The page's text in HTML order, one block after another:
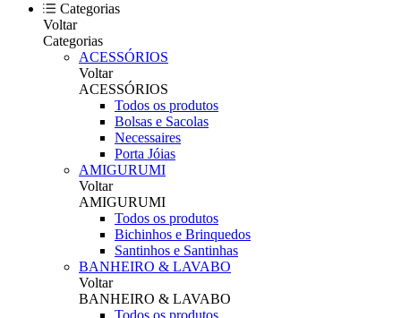
Categorias
Voltar
Categorias
ACESSÓRIOS
Voltar
ACESSÓRIOS
Todos os produtos
Bolsas e Sacolas
Necessaires
Porta Jóias
AMIGURUMI
Voltar
AMIGURUMI
Todos os produtos
Bichinhos e Brinquedos
Santinhos e Santinhas
BANHEIRO & LAVABO
Voltar
BANHEIRO & LAVABO
Todos os produtos